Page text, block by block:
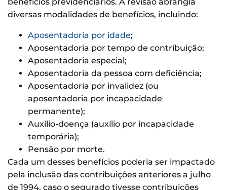
diversas modalidades de benefícios, incluindo:
Aposentadoria por idade;
Aposentadoria por tempo de contribuição;
Aposentadoria especial;
Aposentadoria da pessoa com deficiência;
Aposentadoria por invalidez (ou
aposentadoria por incapacidade
permanente);
Auxílio-doença (auxílio por incapacidade
temporária);
Pensão por morte.
Cada um desses benefícios poderia ser impactado
pela inclusão das contribuições anteriores a julho
de 1994, caso o segurado tivesse contribuições